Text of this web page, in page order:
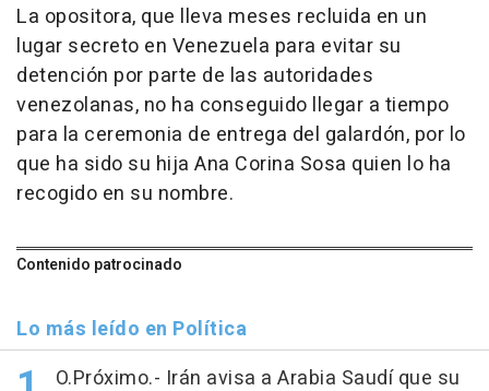
La opositora, que lleva meses recluida en un
lugar secreto en Venezuela para evitar su
detención por parte de las autoridades
venezolanas, no ha conseguido llegar a tiempo
para la ceremonia de entrega del galardón, por lo
que ha sido su hija Ana Corina Sosa quien lo ha
recogido en su nombre.
Contenido patrocinado
Lo más leído en Política
O.Próximo.- Irán avisa a Arabia Saudí que su